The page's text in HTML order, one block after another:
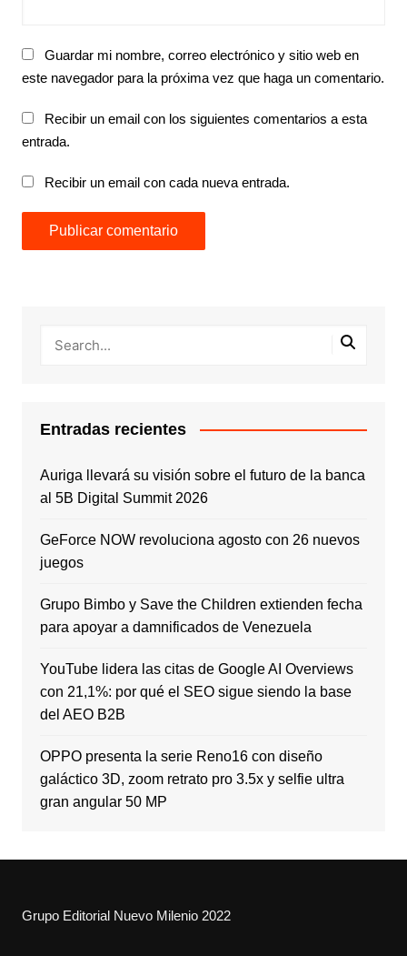
Guardar mi nombre, correo electrónico y sitio web en
este navegador para la próxima vez que haga un comentario.
Recibir un email con los siguientes comentarios a esta
entrada.
Recibir un email con cada nueva entrada.
Entradas recientes
Auriga llevará su visión sobre el futuro de la banca
al 5B Digital Summit 2026
GeForce NOW revoluciona agosto con 26 nuevos
juegos
Grupo Bimbo y Save the Children extienden fecha
para apoyar a damnificados de Venezuela
YouTube lidera las citas de Google AI Overviews
con 21,1%: por qué el SEO sigue siendo la base
del AEO B2B
OPPO presenta la serie Reno16 con diseño
galáctico 3D, zoom retrato pro 3.5x y selfie ultra
gran angular 50 MP
Grupo Editorial Nuevo Milenio 2022